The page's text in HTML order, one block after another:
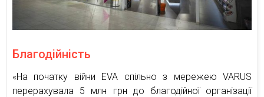
Благодійність
«На початку війни EVA спільно з мережею VARUS
перерахувала 5 млн грн до благодійної організації